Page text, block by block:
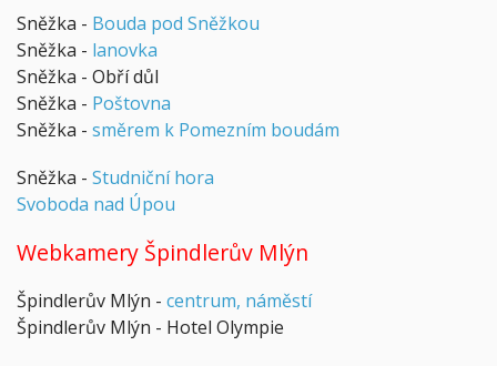
Sněžka - Bouda pod Sněžkou
Sněžka - lanovka
Sněžka - Obří důl
Sněžka - Poštovna
Sněžka - směrem k Pomezním boudám
Sněžka - Studniční hora
Svoboda nad Úpou
Webkamery Špindlerův Mlýn
Špindlerův Mlýn - centrum, náměstí
Špindlerův Mlýn - Hotel Olympie